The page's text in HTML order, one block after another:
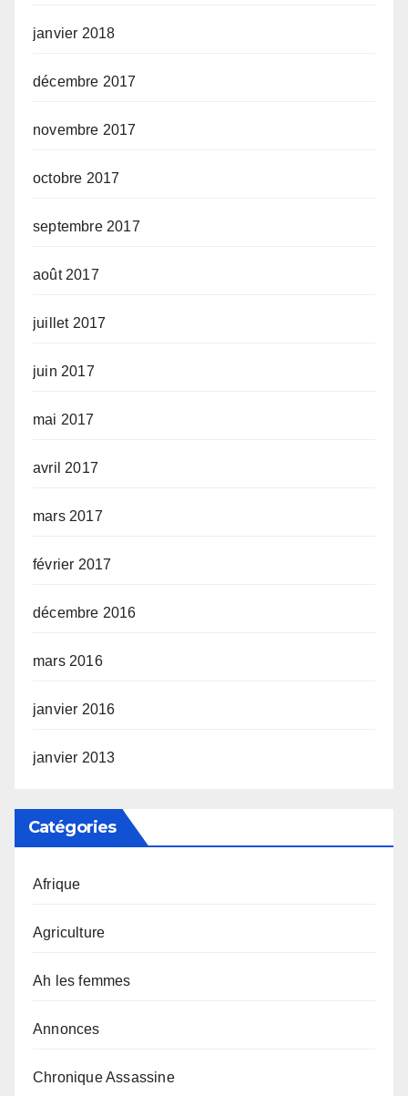
janvier 2018
décembre 2017
novembre 2017
octobre 2017
septembre 2017
août 2017
juillet 2017
juin 2017
mai 2017
avril 2017
mars 2017
février 2017
décembre 2016
mars 2016
janvier 2016
janvier 2013
Catégories
Afrique
Agriculture
Ah les femmes
Annonces
Chronique Assassine